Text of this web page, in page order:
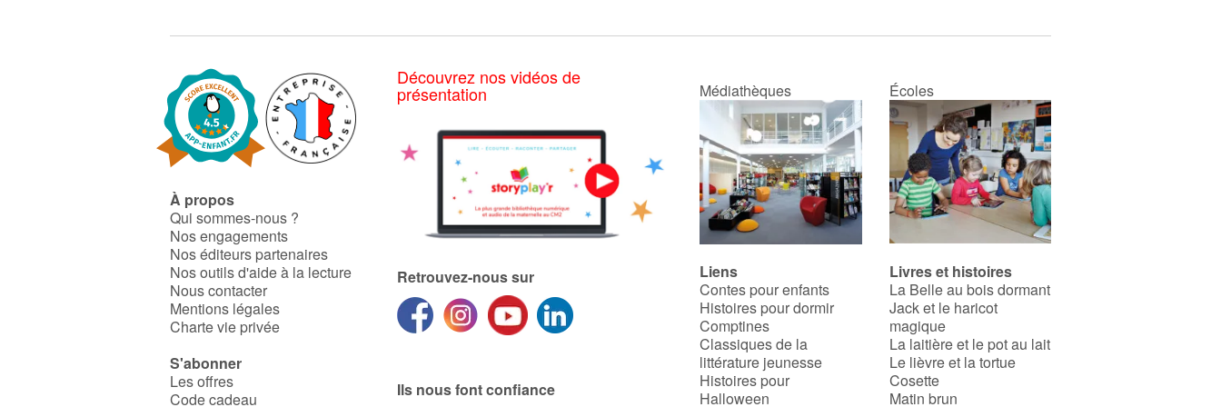
· Une histoire courte pour
· Une thématique « politique »
pour éveiller, alerter,
favoriser le FAIRE SOCIÉTÉ
À propos
Qui sommes-nous ?
Nos engagements
Nos éditeurs partenaires
Nos outils d'aide à la lecture
Nous contacter
Mentions légales
Charte vie privée
S'abonner
Les offres
Code cadeau
Découvrez nos vidéos de
présentation
Retrouvez-nous sur
Ils nous font confiance
Médiathèques Écoles
Liens
Contes pour enfants
Histoires pour dormir
Comptines
Classiques de la
littérature jeunesse
Histoires pour
Halloween
Livres et histoires
La Belle au bois dormant
Jack et le haricot
magique
La laitière et le pot au lait
Le lièvre et la tortue
Cosette
Matin brun